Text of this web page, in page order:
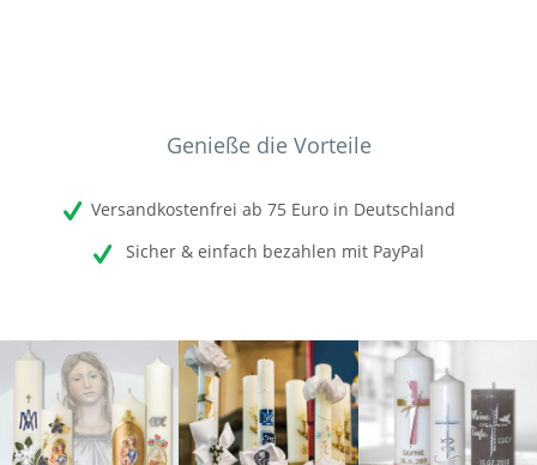
Genieße die Vorteile
Versandkostenfrei ab 75 Euro in Deutschland
Sicher & einfach bezahlen mit PayPal